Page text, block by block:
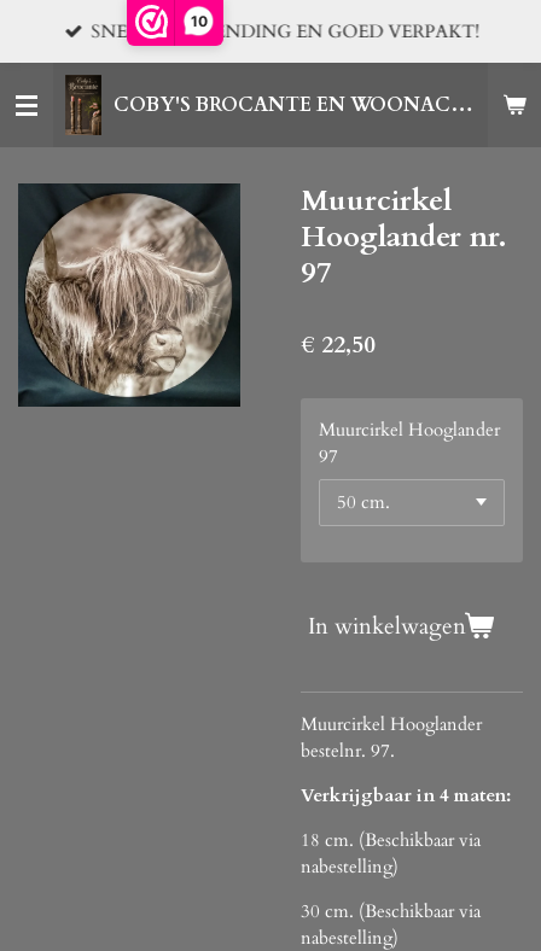
10
de
hoofdinhoud
COBY'S BROCANTE EN WOONACCESSOIRES
SNELLE VERZENDING EN GOED VERPAKT!
Muurcirkel
Hooglander nr.
97
€ 22,50
Muurcirkel Hooglander
97
In winkelwagen
Muurcirkel Hooglander
bestelnr. 97.
Verkrijgbaar in 4 maten:
18 cm. (Beschikbaar via
nabestelling)
30 cm. (Beschikbaar via
nabestelling)